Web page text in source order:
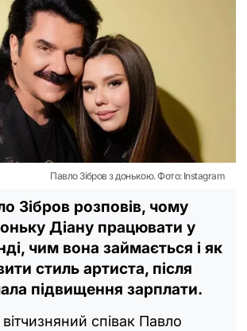
Павло Зібров з донькою. Фото: Instagram
Зібров розповів, чому
Діану працювати у
чим вона займається і як
стиль артиста, після
підвищення зарплати.
співак Павло